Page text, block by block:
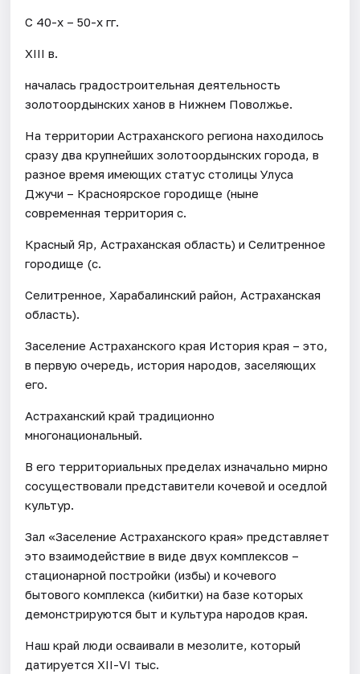
С 40-х – 50-х гг.
XIII в.
началась градостроительная деятельность
золотоордынских ханов в Нижнем Поволжье.
На территории Астраханского региона находилось
сразу два крупнейших золотоордынских города, в
разное время имеющих статус столицы Улуса
Джучи – Красноярское городище (ныне
современная территория с.
Красный Яр, Астраханская область) и Селитренное
городище (с.
Селитренное, Харабалинский район, Астраханская
область).
Заселение Астраханского края История края – это,
в первую очередь, история народов, заселяющих
его.
Астраханский край традиционно
многонациональный.
В его территориальных пределах изначально мирно
сосуществовали представители кочевой и оседлой
культур.
Зал «Заселение Астраханского края» представляет
это взаимодействие в виде двух комплексов –
стационарной постройки (избы) и кочевого
бытового комплекса (кибитки) на базе которых
демонстрируются быт и культура народов края.
Наш край люди осваивали в мезолите, который
датируется XII-VI тыс.